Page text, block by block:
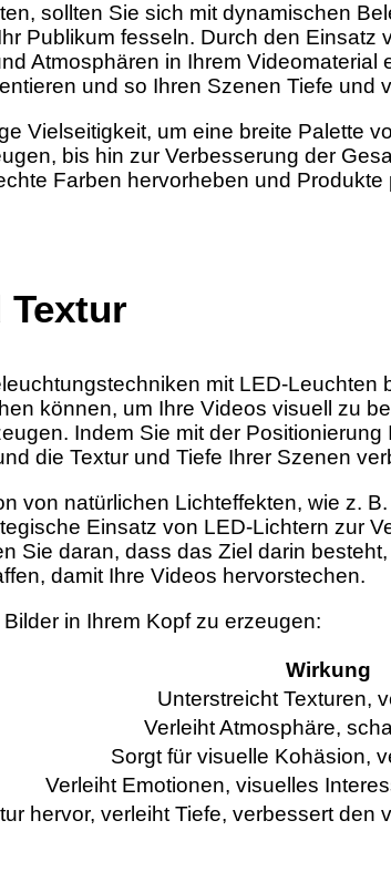
sollten Sie sich mit dynamischen
Publikum fesseln. Durch den
Atmosphären in Ihrem
und so Ihren Szenen Tiefe und
Vielseitigkeit, um eine breite Palette
bis hin zur Verbesserung der
Farben hervorheben und
Textur
mit LED-
können, um Ihre Videos visuell zu
Indem Sie mit der
die Textur und Tiefe Ihrer Szenen
von natürlichen Lichteffekten, wie z.
Einsatz von LED-Lichtern zur
Sie daran, dass das Ziel darin
damit Ihre Videos hervorstechen.
in Ihrem Kopf zu erzeugen:
Wirkung
Unterstreicht Texturen,
Verleiht Atmosphäre,
Sorgt für visuelle Kohäsion,
Verleiht Emotionen, visuelles
hervor, verleiht Tiefe, verbessert